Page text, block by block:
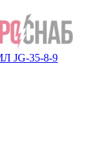
JG-35-8-9